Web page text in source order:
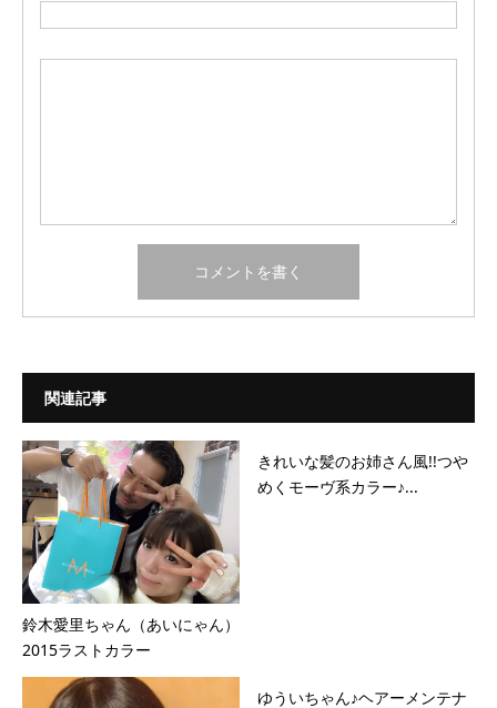
関連記事
鈴木愛里ちゃん（あいにゃん）
2015ラストカラー
きれいな髪のお姉さん風!!つや
めくモーヴ系カラー♪...
ゆういちゃん♪ヘアーメンテナ